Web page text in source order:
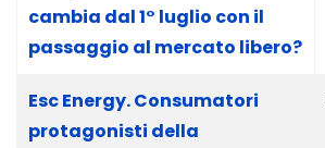
cambia dal 1° luglio con il
passaggio al mercato libero?
Esc Energy. Consumatori
protagonisti della